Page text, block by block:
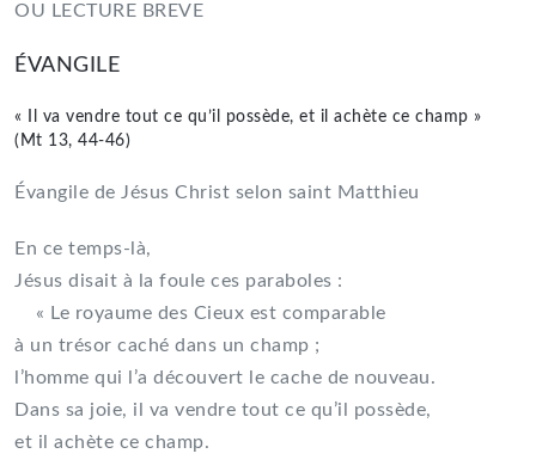
OU LECTURE BREVE
ÉVANGILE
« Il va vendre tout ce qu’il possède, et il achète ce champ »
(Mt 13, 44-46)
Évangile de Jésus Christ selon saint Matthieu
En ce temps-là,
Jésus disait à la foule ces paraboles :
« Le royaume des Cieux est comparable
à un trésor caché dans un champ ;
l’homme qui l’a découvert le cache de nouveau.
Dans sa joie, il va vendre tout ce qu’il possède,
et il achète ce champ.